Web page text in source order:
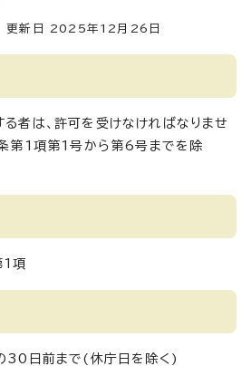
新日 2025年12月26日
者は、許可を受けなければなりませ
第1項第1号から第6号までを除
1項
30日前まで(休庁日を除く)